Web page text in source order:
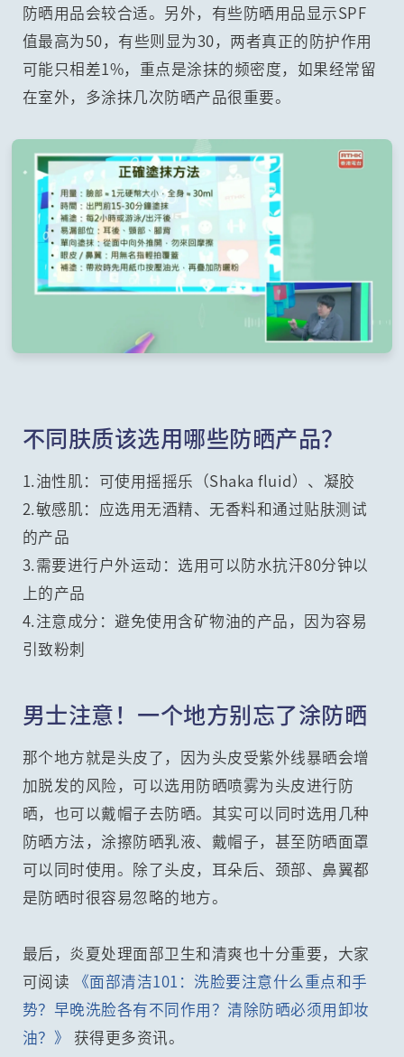
防晒用品会较合适。另外，有些防晒用品显示SPF
值最高为50，有些则显为30，两者真正的防护作用
可能只相差1%，重点是涂抹的频密度，如果经常留
在室外，多涂抹几次防晒产品很重要。
不同肤质该选用哪些防晒产品？
1.油性肌：可使用摇摇乐（Shaka fluid）、凝胶
2.敏感肌：应选用无酒精、无香料和通过贴肤测试
的产品
3.需要进行户外运动：选用可以防水抗汗80分钟以
上的产品
4.注意成分：避免使用含矿物油的产品，因为容易
引致粉刺
男士注意！一个地方别忘了涂防晒
那个地方就是头皮了，因为头皮受紫外线暴晒会增
加脱发的风险，可以选用防晒喷雾为头皮进行防
晒，也可以戴帽子去防晒。其实可以同时选用几种
防晒方法，涂擦防晒乳液、戴帽子，甚至防晒面罩
可以同时使用。除了头皮，耳朵后、颈部、鼻翼都
是防晒时很容易忽略的地方。
最后，炎夏处理面部卫生和清爽也十分重要，大家
可阅读 《面部清洁101：洗脸要注意什么重点和手
势？早晚洗脸各有不同作用？清除防晒必须用卸妆
油？》 获得更多资讯。